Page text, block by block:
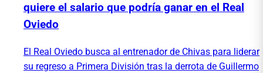
quiere el salario que podría ganar en el Real
Oviedo
El Real Oviedo busca al entrenador de Chivas para liderar
su regreso a Primera División tras la derrota de Guillermo